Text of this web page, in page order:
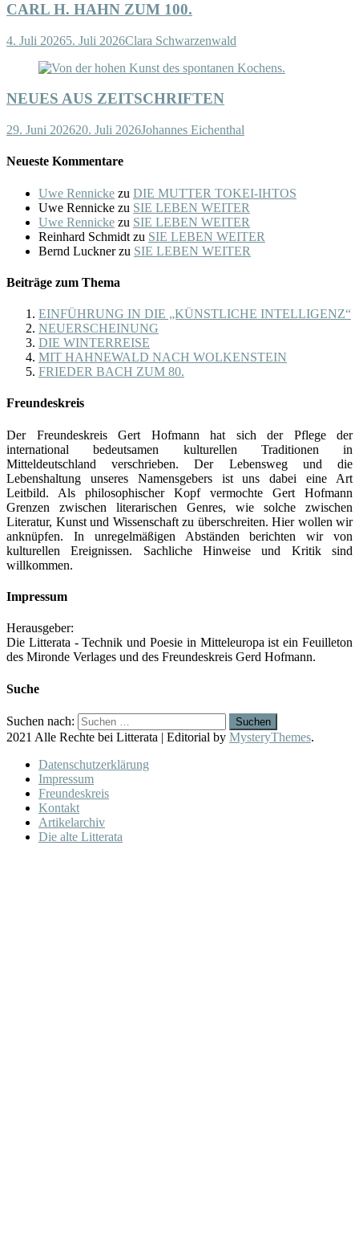
CARL H. HAHN ZUM 100.
4. Juli 20265. Juli 2026Clara Schwarzenwald
NEUES AUS ZEITSCHRIFTEN
29. Juni 202620. Juli 2026Johannes Eichenthal
Neueste Kommentare
Uwe Rennicke zu DIE MUTTER TOKEI-IHTOS
Uwe Rennicke zu SIE LEBEN WEITER
Uwe Rennicke zu SIE LEBEN WEITER
Reinhard Schmidt zu SIE LEBEN WEITER
Bernd Lucknerzu SIE LEBEN WEITER
Beiträge zum Thema
EINFÜHRUNG IN DIE „KÜNSTLICHE INTELLIGENZ“
NEUERSCHEINUNG
DIE WINTERREISE
MIT HAHNEWALD NACH WOLKENSTEIN
FRIEDER BACH ZUM 80.
Freundeskreis
Der Freundeskreis Gert Hofmann hat sich der Pflege der
international bedeutsamen kulturellen Traditionen in
Mitteldeutschland verschrieben. Der Lebensweg und die
Lebenshaltung unseres Namensgebers ist uns dabei eine Art
Leitbild. Als philosophischer Kopf vermochte Gert Hofmann
Grenzen zwischen literarischen Genres, wie solche zwischen
Literatur, Kunst und Wissenschaft zu überschreiten. Hier wollen wir
anknüpfen. In unregelmäßigen Abständen berichten wir von
kulturellen Ereignissen. Sachliche Hinweise und Kritik sind
willkommen.
Impressum
Herausgeber:
Die Litterata - Technik und Poesie in Mitteleuropa ist ein Feuilleton
des Mironde Verlages und des Freundeskreis Gerd Hofmann.
Suche
Suchen nach:
2021 Alle Rechte bei Litterata | Editorial by MysteryThemes.
Datenschutzerklärung
Impressum
Freundeskreis
Kontakt
Artikelarchiv
Die alte Litterata